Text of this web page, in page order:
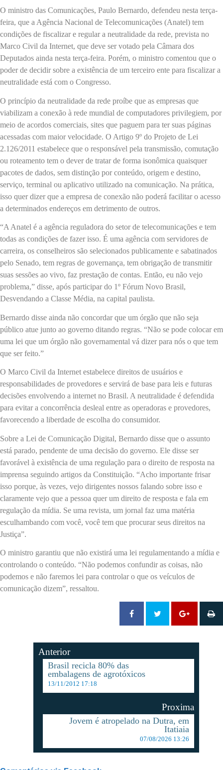
O ministro das Comunicações, Paulo Bernardo, defendeu nesta terça-
feira, que a Agência Nacional de Telecomunicações (Anatel) tem
condições de fiscalizar e regular a neutralidade da rede, prevista no
Marco Civil da Internet, que deve ser votado pela Câmara dos
Deputados ainda nesta terça-feira. Porém, o ministro comentou que o
poder de decidir sobre a existência de um terceiro ente para fiscalizar a
neutralidade está com o Congresso.
O princípio da neutralidade da rede proíbe que as empresas que
viabilizam a conexão à rede mundial de computadores privilegiem, por
meio de acordos comerciais, sites que paguem para ter suas páginas
acessadas com maior velocidade. O Artigo 9º do Projeto de Lei
2.126/2011 estabelece que o responsável pela transmissão, comutação
ou roteamento tem o dever de tratar de forma isonômica quaisquer
pacotes de dados, sem distinção por conteúdo, origem e destino,
serviço, terminal ou aplicativo utilizado na comunicação. Na prática,
isso quer dizer que a empresa de conexão não poderá facilitar o acesso
a determinados endereços em detrimento de outros.
“A Anatel é a agência reguladora do setor de telecomunicações e tem
todas as condições de fazer isso. É uma agência com servidores de
carreira, os conselheiros são selecionados publicamente e sabatinados
pelo Senado, tem regras de governança, tem obrigação de transmitir
suas sessões ao vivo, faz prestação de contas. Então, eu não vejo
problema,” disse, após participar do 1º Fórum Novo Brasil,
Desvendando a Classe Média, na capital paulista.
Bernardo disse ainda não concordar que um órgão que não seja
público atue junto ao governo ditando regras. “Não se pode colocar em
uma lei que um órgão não governamental vá dizer para nós o que tem
que ser feito.”
O Marco Civil da Internet estabelece direitos de usuários e
responsabilidades de provedores e servirá de base para leis e futuras
decisões envolvendo a internet no Brasil. A neutralidade é defendida
para evitar a concorrência desleal entre as operadoras e provedores,
favorecendo a liberdade de escolha do consumidor.
Sobre a Lei de Comunicação Digital, Bernardo disse que o assunto
está parado, pendente de uma decisão do governo. Ele disse ser
favorável à existência de uma regulação para o direito de resposta na
imprensa seguindo artigos da Constituição. “Acho importante frisar
isso porque, às vezes, vejo dirigentes nossos falando sobre isso e
claramente vejo que a pessoa quer um direito de resposta e fala em
regulação da mídia. Se uma revista, um jornal faz uma matéria
esculhambando com você, você tem que procurar seus direitos na
Justiça”.
O ministro garantiu que não existirá uma lei regulamentando a mídia e
controlando o conteúdo. “Não podemos confundir as coisas, não
podemos e não faremos lei para controlar o que os veículos de
comunicação dizem”, ressaltou.
Anterior
Brasil recicla 80% das
embalagens de agrotóxicos
13/11/2012 17:18
Proxima
Jovem é atropelado na Dutra, em
Itatiaia
07/08/2026 13:26